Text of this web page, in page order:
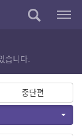
습니다.
중단편